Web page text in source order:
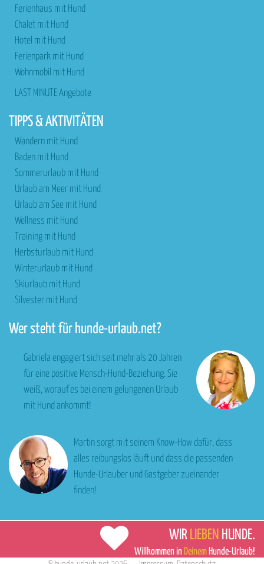
Ferienhaus mit Hund
Chalet mit Hund
Hotel mit Hund
Ferienpark mit Hund
Wohnmobil mit Hund
LAST MINUTE Angebote
TIPPS & AKTIVITÄTEN
Wandern mit Hund
Baden mit Hund
Sommerurlaub mit Hund
Urlaub am Meer mit Hund
Urlaub am See mit Hund
Wellness mit Hund
Training mit Hund
Herbsturlaub mit Hund
Winterurlaub mit Hund
Skiurlaub mit Hund
Silvester mit Hund
Wer steht für hunde-urlaub.net?
Gabriela engagiert sich seit mehr als 20 Jahren
für eine positive Mensch-Hund-Beziehung. Sie
weiß, worauf es bei einem gelungenen Urlaub
mit Hund ankommt!
Martin sorgt mit seinem Know-How dafür, dass
alles reibungslos läuft und dass die passenden
Hunde-Urlauber und Gastgeber zueinander
finden!
WIR LIEBEN HUNDE.
Willkommen in Deinem Hunde-Urlaub!